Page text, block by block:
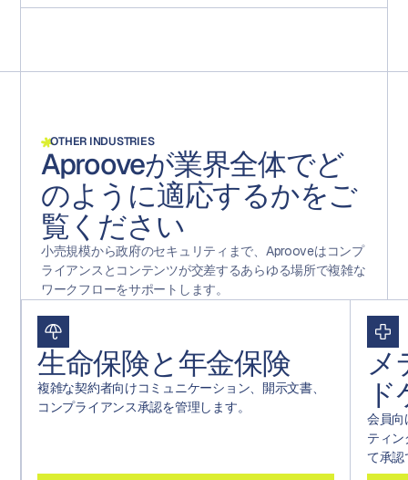
OTHER INDUSTRIES
Aprooveが業界全体でど
のように適応するかをご
覧ください
小売規模から政府のセキュリティまで、Aprooveはコンプ
ライアンスとコンテンツが交差するあらゆる場所で複雑な
ワークフローをサポートします。
生命保険と年金保険
複雑な契約者向けコミュニケーション、開示文書、
コンプライアンス承認を管理します。
メ
会員向
ティ
て承